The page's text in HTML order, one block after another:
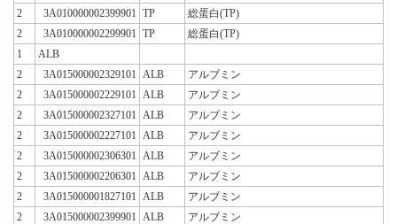
2
3A010000002399901 TP
総蛋白(TP)
2
3A010000002299901 TP
総蛋白(TP)
1
ALB
2
3A015000002329101 ALB
アルブミン
2
3A015000002229101 ALB
アルブミン
2
3A015000002327101 ALB
アルブミン
2
3A015000002227101 ALB
アルブミン
2
3A015000002306301 ALB
アルブミン
2
3A015000002206301 ALB
アルブミン
2
3A015000001827101 ALB
アルブミン
2
3A015000002399901 ALB
アルブミン